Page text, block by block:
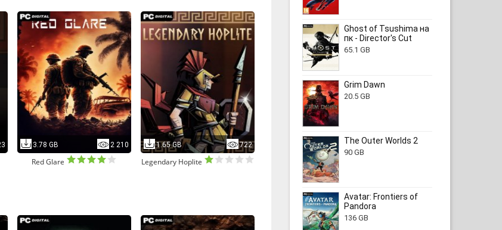
3.78 GB 2 210
Red Glare
1.65 GB 722
Legendary Hoplite
Ghost of Tsushima на
пк - Director's Cut
65.1 GB
Grim Dawn
20.5 GB
The Outer Worlds 2
90 GB
Avatar: Frontiers of
Pandora
136 GB